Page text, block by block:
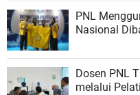
PNL
Nasional
Dosen PNL
melalui